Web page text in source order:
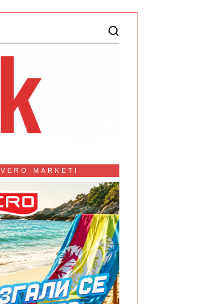
VERO MARKETI